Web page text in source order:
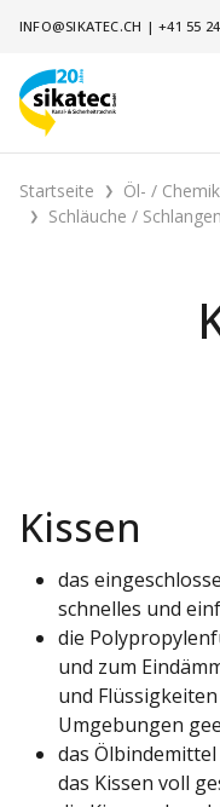
INFO@SIKATEC.CH |+41 55
Startseite
Öl- /
Schläuche /
Kissen
das
schnelles und
die
und zum
und
Umgebungen
das
das Kissen voll